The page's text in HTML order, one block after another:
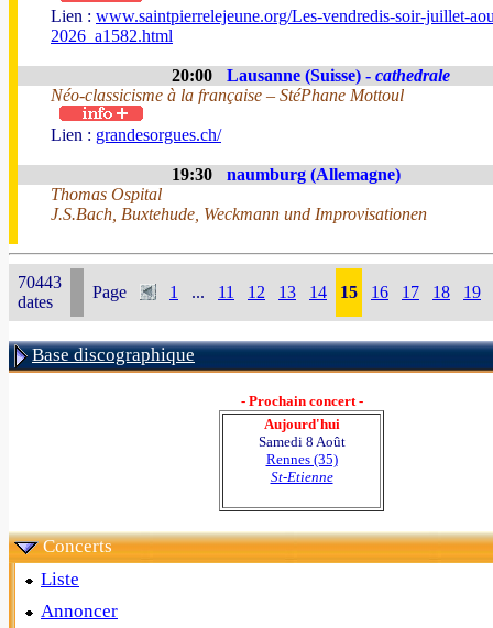
Lien : www.saintpierrelejeune.org/Les-vendredis-soir-juillet-
2026_a1582.html
20:00 Lausanne (Suisse) - cathedrale
Néo-classicisme à la française – StéPhane Mottoul
Lien : grandesorgues.ch/
19:30
naumburg (Allemagne)
Thomas Ospital
J.S.Bach, Buxtehude, Weckmann und Improvisationen
70443
dates
Page 1 ... 11 12 13 14 15 16 17 18 19
Base discographique
- Prochain concert -
Aujourd'hui
Samedi 8 Août
Rennes (35)
St-Etienne
Concerts
Liste
Annoncer